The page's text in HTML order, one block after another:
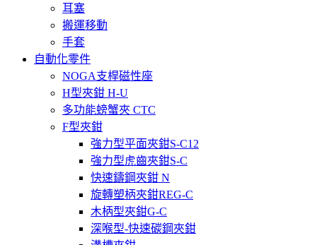
耳塞
搬運移動
手套
自動化零件
NOGA支桿磁性座
H型夾鉗 H-U
多功能螃蟹夾 CTC
F型夾鉗
強力型平面夾鉗S-C12
強力型虎齒夾鉗S-C
快速鑄鋼夾鉗 N
旋轉塑柄夾鉗REG-C
木柄型夾鉗G-C
深喉型-快速碳鋼夾鉗